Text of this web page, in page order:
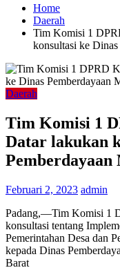
Home
Daerah
Tim Komisi 1
konsultasi ke
Daerah
Tim Komisi 1
Datar lakukan
Pemberdayaan
Februari 2, 2023 admin
Padang,—Tim Komisi 1
konsultasi tentang
Pemerintahan Desa dan
kepada Dinas
Barat